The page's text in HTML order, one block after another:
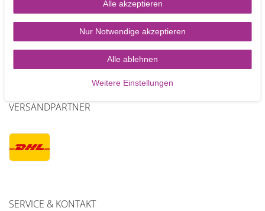
VERSANDPARTNER
SERVICE & KONTAKT
Alle akzeptieren
Nur Notwendige akzeptieren
Alle ablehnen
Weitere Einstellungen